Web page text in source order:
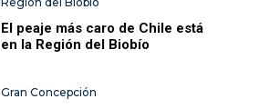
El peaje más caro de Chile está
en la Región del Biobío
Gran Concepción